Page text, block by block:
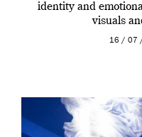
identity and
visuals
16 / 07